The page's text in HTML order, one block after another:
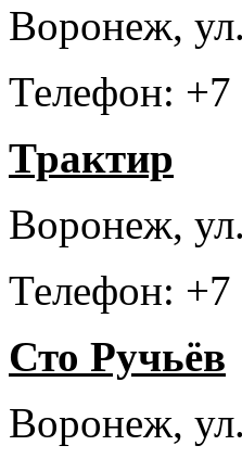
Воронеж,
Телефон:
Трактир
Воронеж,
Телефон:
Сто Ручьёв
Воронеж,